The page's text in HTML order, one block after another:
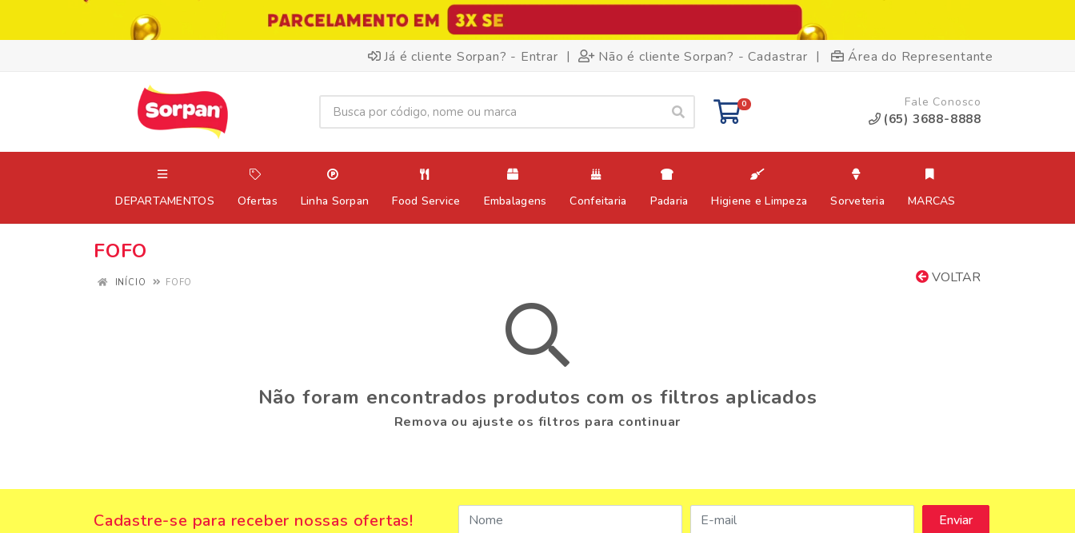
Já é cliente Sorpan? - Entrar | Não é cliente Sorpan? - Cadastrar | Área do Representante
0 Fale Conosco
(65) 3688-8888
DEPARTAMENTOS Ofertas Linha Sorpan Food Service Embalagens Confeitaria Padaria Higiene e Limpeza Sorveteria MARCAS
FOFO
VOLTAR
INÍCIO FOFO
Não foram encontrados produtos com os filtros aplicados
Remova ou ajuste os filtros para continuar
Cadastre-se para receber nossas ofertas!